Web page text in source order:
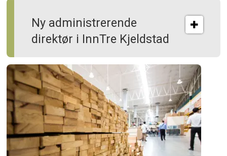
Ny administrerende
direktør i InnTre Kjeldstad